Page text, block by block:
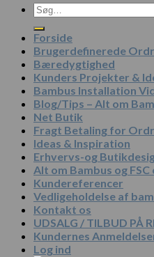
Søg
efter:
Forside
Brugerdefinerede
Bæredygtighed
Kunders Projekter &
Bambus Installation
Blog/Tips – Alt om
Net Butik
Fragt Betaling for
Ideas & Inspiration
Erhvervs-og
Alt om Bambus og
Kundereferencer
Vedligeholdelse af
Kontakt os
UDSALG / TILBUD PÅ
Kundernes
Log ind